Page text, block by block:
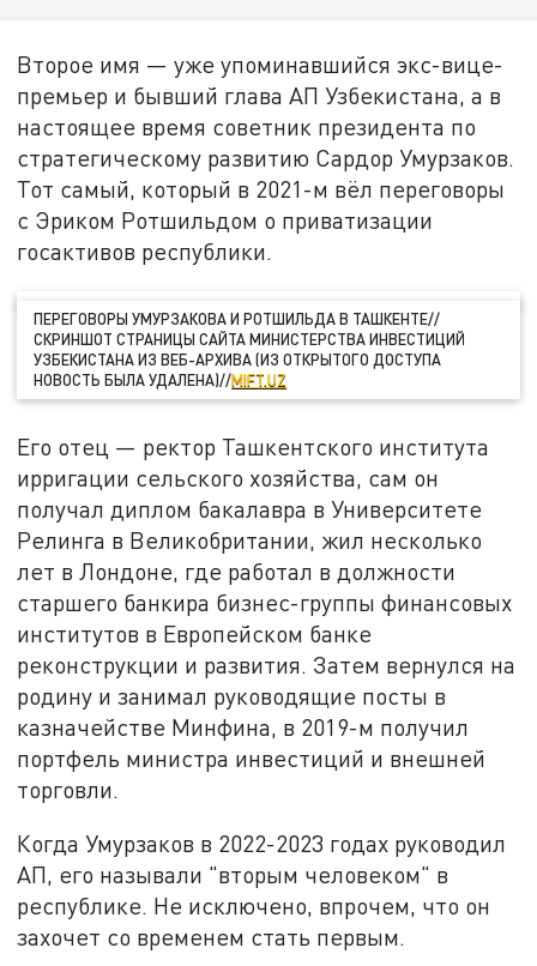
Второе имя — уже упоминавшийся экс-вице-
премьер и бывший глава АП Узбекистана, а в
настоящее время советник президента по
стратегическому развитию Сардор Умурзаков.
Тот самый, который в 2021-м вёл переговоры
с Эриком Ротшильдом о приватизации
госактивов республики.
ПЕРЕГОВОРЫ УМУРЗАКОВА И РОТШИЛЬДА В ТАШКЕНТЕ//
СКРИНШОТ СТРАНИЦЫ САЙТА МИНИСТЕРСТВА ИНВЕСТИЦИЙ
УЗБЕКИСТАНА ИЗ ВЕБ-АРХИВА (ИЗ ОТКРЫТОГО ДОСТУПА
НОВОСТЬ БЫЛА УДАЛЕНА)//MIFT.UZ
Его отец — ректор Ташкентского института
ирригации сельского хозяйства, сам он
получал диплом бакалавра в Университете
Релинга в Великобритании, жил несколько
лет в Лондоне, где работал в должности
старшего банкира бизнес-группы финансовых
институтов в Европейском банке
реконструкции и развития. Затем вернулся на
родину и занимал руководящие посты в
казначействе Минфина, в 2019-м получил
портфель министра инвестиций и внешней
торговли.
Когда Умурзаков в 2022-2023 годах руководил
АП, его называли "вторым человеком" в
республике. Не исключено, впрочем, что он
захочет со временем стать первым.